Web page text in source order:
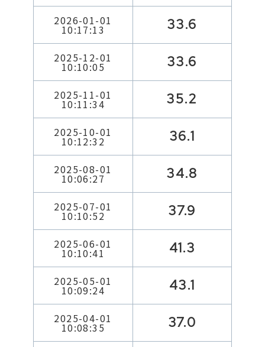
2026-01-01
10:17:13 33.6
2025-12-01
10:10:05 33.6
2025-11-01
10:11:34 35.2
2025-10-01
10:12:32 36.1
2025-08-01
10:06:27 34.8
2025-07-01
10:10:52 37.9
2025-06-01
10:10:41 41.3
2025-05-01
10:09:24 43.1
2025-04-01
10:08:35 37.0